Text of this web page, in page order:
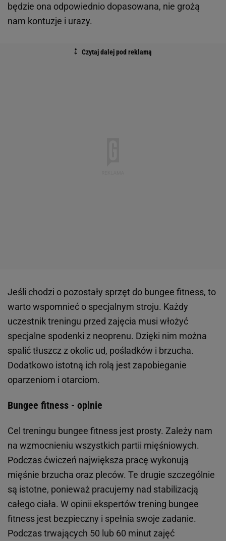
będzie ona odpowiednio dopasowana, nie grożą
nam kontuzje i urazy.
Jeśli chodzi o pozostały sprzęt do bungee fitness, to
warto wspomnieć o specjalnym stroju. Każdy
uczestnik treningu przed zajęcia musi włożyć
specjalne spodenki z neoprenu. Dzięki nim można
spalić tłuszcz z okolic ud, pośladków i brzucha.
Dodatkowo istotną ich rolą jest zapobieganie
oparzeniom i otarciom.
Bungee fitness - opinie
Cel treningu bungee fitness jest prosty. Zależy nam
na wzmocnieniu wszystkich partii mięśniowych.
Podczas ćwiczeń największa pracę wykonują
mięśnie brzucha oraz pleców. Te drugie szczególnie
są istotne, ponieważ pracujemy nad stabilizacją
całego ciała. W opinii ekspertów trening bungee
fitness jest bezpieczny i spełnia swoje zadanie.
Podczas trwających 50 lub 60 minut zajęć